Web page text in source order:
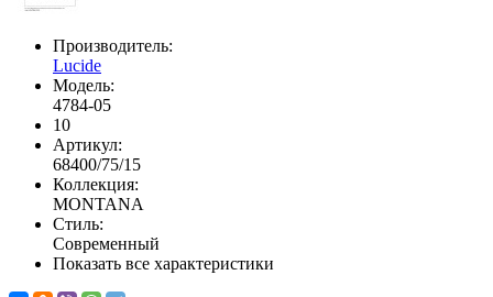
Производитель:
Lucide
Модель:
4784-05
10
Артикул:
68400/75/15
Коллекция:
MONTANA
Стиль:
Современный
Показать все характеристики